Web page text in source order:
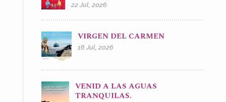
22 Jul, 2026
VIRGEN DEL CARMEN
16 Jul, 2026
VENID A LAS AGUAS
TRANQUILAS.